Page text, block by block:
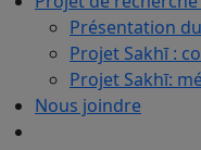
Présentation
Projet Sakhī :
Projet Sakhī:
Nous joindre